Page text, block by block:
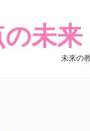
未
未来の